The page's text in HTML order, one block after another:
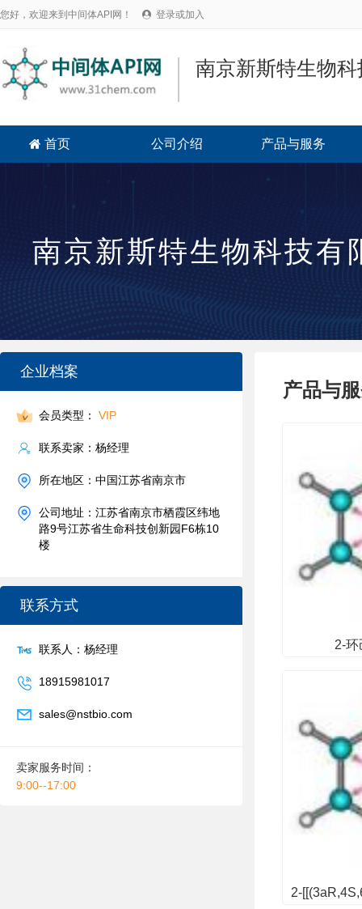
您好，欢迎来到中间体API网！  登录或加入
南京新斯特生物
 首页 公司介绍 产品与服务
南京新斯特生物科技有
企业档案
会员类型： VIP
联系卖家：杨经理
所在地区：中国江苏省南京市
公司地址：江苏省南京市栖霞区纬地
路9号江苏省生命科技创新园F6栋10
楼
联系方式
联系人：杨经理
18915981017
sales@nstbio.com
卖家服务时间：
9:00--17:00
产品与
2-环